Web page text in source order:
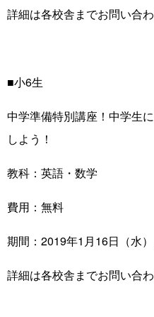
詳細は各校舎までお問い合わ
■小6生
中学準備特別講座！中学生
しよう！
教科：英語・数学
費用：無料
期間：2019年1月16日（水）
詳細は各校舎までお問い合わ